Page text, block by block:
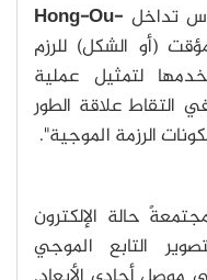
تداخل Hong-Ou-
(أو الشكل) للرزم
لتمثيل عملية
التقاط علاقة الطور
الرزمة الموجية".
حالة الإلكترون
التابع الموجي